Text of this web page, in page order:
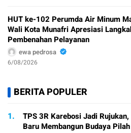
HUT ke-102 Perumda Air Minum
Wali Kota Munafri Apresiasi
Pembenahan Pelayanan
ewa pedrosa
6/08/2026
BERITA POPULER
1.
TPS 3R Karebosi Jadi
Baru Membangun Budaya